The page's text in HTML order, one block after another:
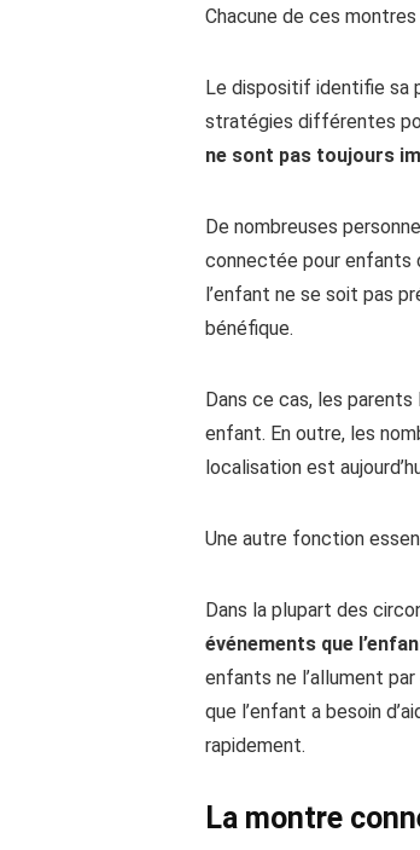
Chacune de ces
Le dispositif identifie sa
stratégies différentes
ne sont pas toujours
De nombreuses
connectée pour enfants
l’enfant ne se soit pas
bénéfique.
Dans ce cas, les
enfant. En outre, les
localisation est
Une autre fonction
Dans la plupart des
événements que
enfants ne l’allument
que l’enfant a besoin
rapidement.
La montre